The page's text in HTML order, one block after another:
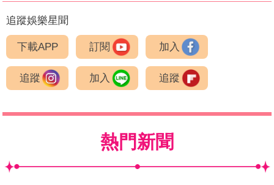
追蹤娛樂星聞
下載APP 訂閱 加入
追蹤 加入 追蹤
熱門新聞